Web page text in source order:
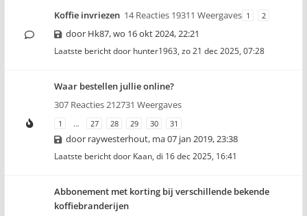
Koffie invriezen 14 Reacties 19311 Weergaves 1 2
door Hk87,wo 16 okt 2024, 22:21
Laatste bericht door hunter1963, zo 21 dec 2025, 07:28
Waar bestellen jullie online?
307 Reacties 212731 Weergaves
1 … 27 28 29 30 31
door raywesterhout, ma 07 jan 2019, 23:38
Laatste bericht door Kaan, di 16 dec 2025, 16:41
Abbonement met korting bij verschillende bekende
koffiebranderijen